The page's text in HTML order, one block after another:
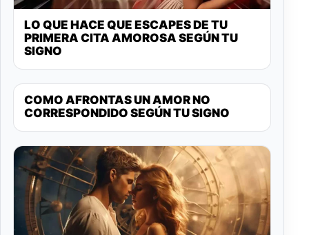
LO QUE HACE QUE ESCAPES DE TU
PRIMERA CITA AMOROSA SEGÚN TU
SIGNO
COMO AFRONTAS UN AMOR NO
CORRESPONDIDO SEGÚN TU SIGNO